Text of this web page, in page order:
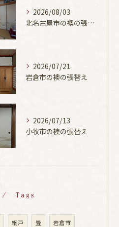
2026/08/03
北名古屋市の襖の張替え
2026/07/21
岩倉市の襖の張替え
2026/07/13
小牧市の襖の張替え
Tags
網戸 畳 岩倉市